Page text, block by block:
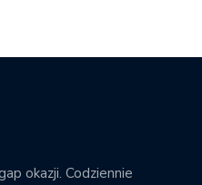
okazji. Codziennie